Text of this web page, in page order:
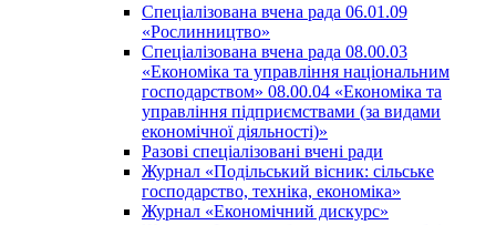
Спеціалізована вчена рада 06.01.09
«Рослинництво»
Спеціалізована вчена рада 08.00.03
«Економіка та управління національним
господарством» 08.00.04 «Економіка та
управління підприємствами (за видами
економічної діяльності)»
Разові спеціалізовані вчені ради
Журнал «Подільський вісник: сільське
господарство, техніка, економіка»
Журнал «Економічний дискурс»